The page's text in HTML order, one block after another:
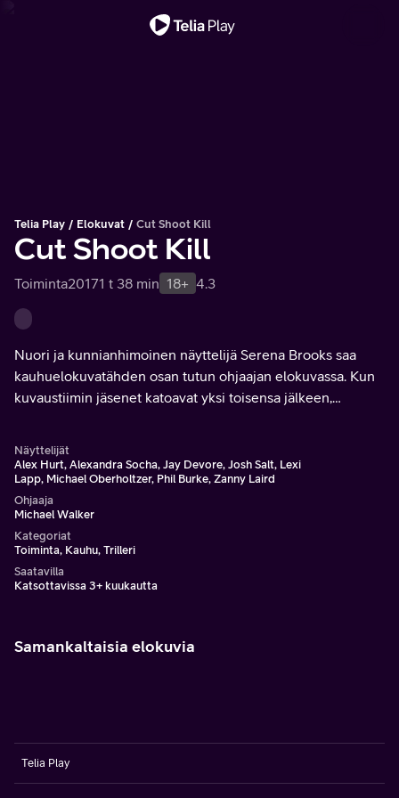
Telia Play Elokuvat Cut Shoot Kill
Cut Shoot Kill
Toiminta20171 t 38 min 18+ 4.3
Nuori ja kunnianhimoinen näyttelijä Serena Brooks saa
kauhuelokuvatähden osan tutun ohjaajan elokuvassa. Kun
kuvaustiimin jäsenet katoavat yksi toisensa jälkeen,
Näyttelijät
Alex Hurt, Alexandra Socha, Jay Devore, Josh Salt, Lexi
Lapp, Michael Oberholtzer, Phil Burke, Zanny Laird
Ohjaaja
Michael Walker
Kategoriat
Toiminta, Kauhu, Trilleri
Saatavilla
Katsottavissa 3+ kuukautta
Samankaltaisia elokuvia
Telia Play